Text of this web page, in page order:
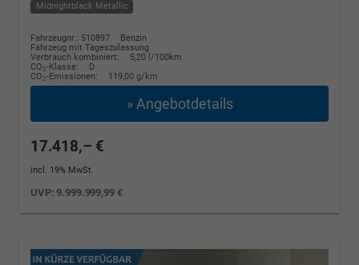
Midnightblack Metallic
Fahrzeugnr.: 510897
Benzin
Fahrzeug mit Tageszulassung
Verbrauch kombiniert:
5,20 l/100km
CO2-Klasse:
D
CO2-Emissionen: 119,00 g/km
» Angebotdetails
17.418,– €
incl. 19% MwSt.
UVP: 9.999.999,99 €